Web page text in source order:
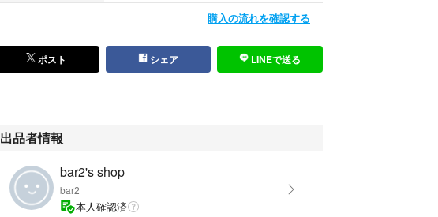
購入の流れを確認する
ポスト シェア LINEで送る
出品者情報
bar2's shop
bar2
本人確認済